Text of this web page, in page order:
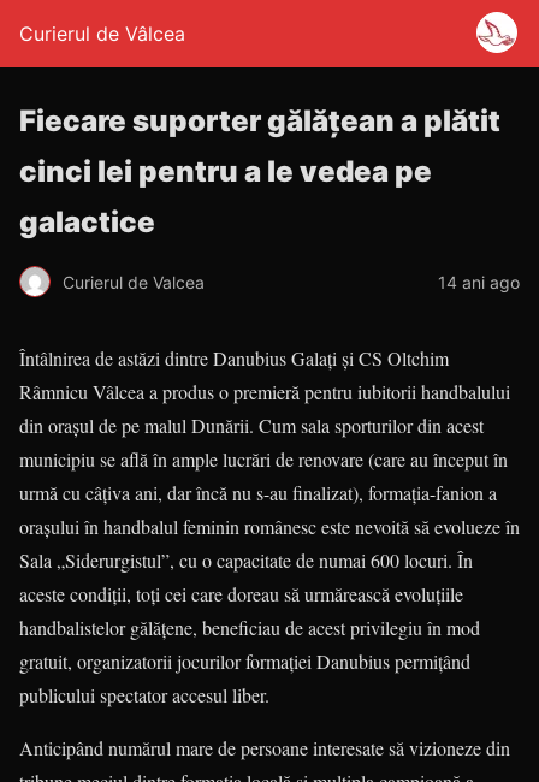
Curierul de Vâlcea
Fiecare suporter gălăţean a plătit
cinci lei pentru a le vedea pe
galactice
Curierul de Valcea 14 ani ago
Întâlnirea de astăzi dintre Danubius Galaţi şi CS Oltchim
Râmnicu Vâlcea a produs o premieră pentru iubitorii handbalului
din oraşul de pe malul Dunării. Cum sala sporturilor din acest
municipiu se află în ample lucrări de renovare (care au început în
urmă cu câţiva ani, dar încă nu s-au finalizat), formaţia-fanion a
oraşului în handbalul feminin românesc este nevoită să evolueze în
Sala „Siderurgistul”, cu o capacitate de numai 600 locuri. În
aceste condiţii, toţi cei care doreau să urmărească evoluţiile
handbalistelor gălăţene, beneficiau de acest privilegiu în mod
gratuit, organizatorii jocurilor formaţiei Danubius permiţând
publicului spectator accesul liber.
Anticipând numărul mare de persoane interesate să vizioneze din